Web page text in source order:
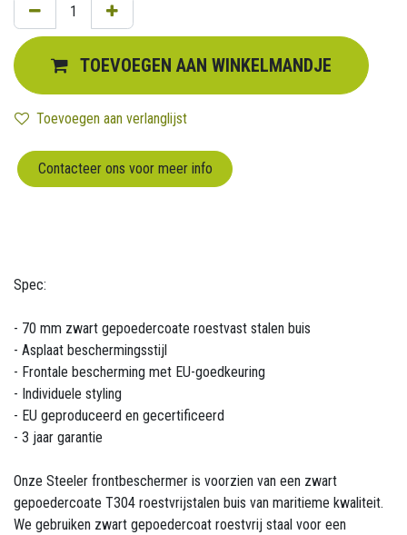
TOEVOEGEN AAN WINKELMANDJE
Toevoegen aan verlanglijst
Contacteer ons voor meer info
Spec:
- 70 mm zwart gepoedercoate roestvast stalen buis
- Asplaat beschermingsstijl
- Frontale bescherming met EU-goedkeuring
- Individuele styling
- EU geproduceerd en gecertificeerd
- 3 jaar garantie
Onze Steeler frontbeschermer is voorzien van een zwart
gepoedercoate T304 roestvrijstalen buis van maritieme kwaliteit.
We gebruiken zwart gepoedercoat roestvrij staal voor een